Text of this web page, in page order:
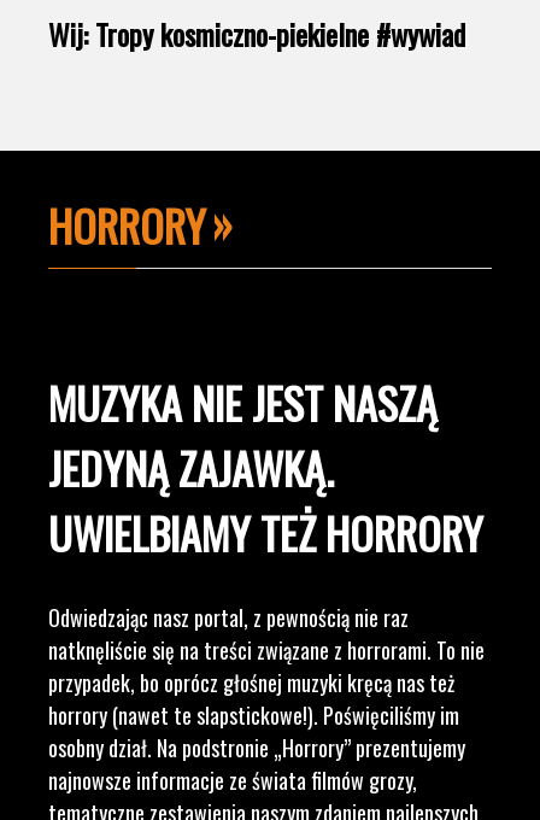
Wij: Tropy kosmiczno-piekielne #wywiad
HORRORY
MUZYKA NIE JEST NASZĄ
JEDYNĄ ZAJAWKĄ.
UWIELBIAMY TEŻ HORRORY
Odwiedzając nasz portal, z pewnością nie raz
natknęliście się na treści związane z horrorami. To nie
przypadek, bo oprócz głośnej muzyki kręcą nas też
horrory (nawet te slapstickowe!). Poświęciliśmy im
osobny dział. Na podstronie „Horrory” prezentujemy
najnowsze informacje ze świata filmów grozy,
tematyczne zestawienia naszym zdaniem najlepszych